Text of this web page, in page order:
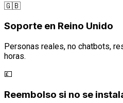
🇬🇧
Soporte en Reino Unido
Personas reales, no chatbots,
horas.
💷
Reembolso si no se